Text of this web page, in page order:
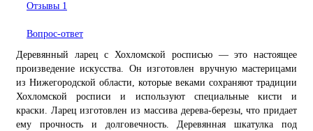
Отзывы 1
Вопрос-ответ
Деревянный ларец с Хохломской росписью — это настоящее
произведение искусства. Он изготовлен вручную мастерицами
из Нижегородской области, которые веками сохраняют традиции
Хохломской росписи и используют специальные кисти и
краски. Ларец изготовлен из массива дерева-березы, что придает
ему прочность и долговечность. Деревянная шкатулка под